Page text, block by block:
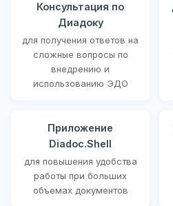
Консультация по
Диадоку
для получения ответов на
сложные вопросы по
внедрению и
использованию ЭДО
Приложение
Diadoc.Shell
для повышения удобства
работы при больших
объемах документов